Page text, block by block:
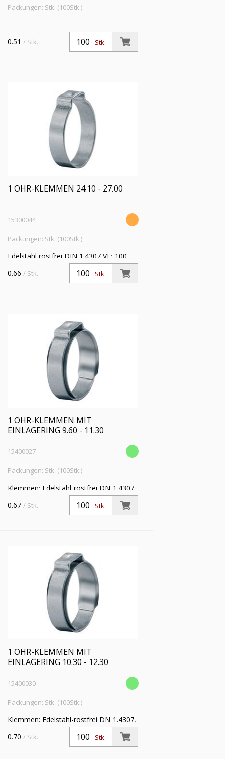
Packungen: Stk. (100Stk.)
Stk.
0.51 / Stk.
1 OHR-KLEMMEN 24.10 - 27.00
15300044
Packungen: Stk. (100Stk.)
Edelstahl rostfrei DIN 1.4307 VE: 100
Stk.
0.66 / Stk.
1 OHR-KLEMMEN MIT
EINLAGERING 9.60 - 11.30
15400027
Packungen: Stk. (100Stk.)
Klemmen: Edelstahl-rostfrei DN 1.4307,
Einlagering: Edelstahl-rostfrei DIN
1.4310 VE: 100
Stk.
0.67 / Stk.
1 OHR-KLEMMEN MIT
EINLAGERING 10.30 - 12.30
15400030
Packungen: Stk. (100Stk.)
Klemmen: Edelstahl-rostfrei DN 1.4307,
Einlagering: Edelstahl-rostfrei DIN
1.4310 VE: 100
Stk.
0.70 / Stk.